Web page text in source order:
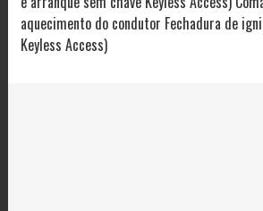
aquecimento do condutor Fechadura de
Keyless Access)